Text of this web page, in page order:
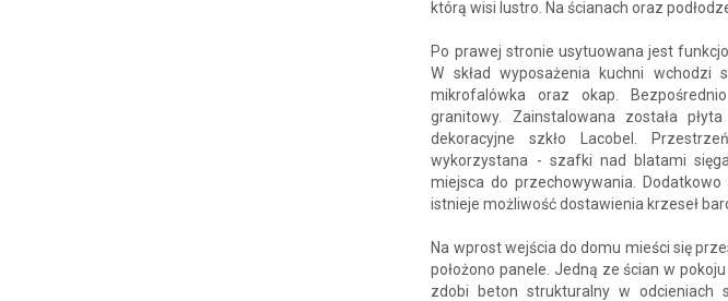
którą wisi lustro. Na ścianach oraz
Po prawej stronie usytuowana jest
W skład wyposażenia kuchni wchodzi
mikrofalówka oraz okap.
granitowy. Zainstalowana została
dekoracyjne szkło Lacobel.
wykorzystana - szafki nad blatami
miejsca do przechowywania.
istnieje możliwość dostawienia krzeseł
Na wprost wejścia do domu mieści się
położono panele. Jedną ze ścian w
zdobi beton strukturalny w odcieniach